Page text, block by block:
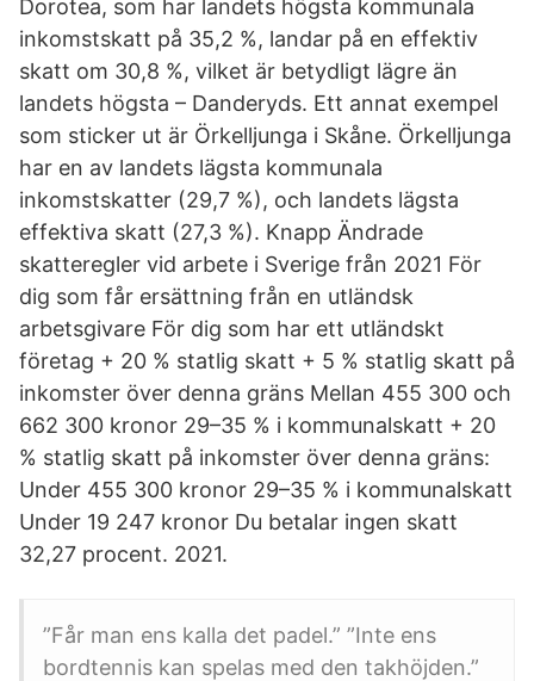
Dorotea, som har landets högsta kommunala
inkomstskatt på 35,2 %, landar på en effektiv
skatt om 30,8 %, vilket är betydligt lägre än
landets högsta – Danderyds. Ett annat exempel
som sticker ut är Örkelljunga i Skåne. Örkelljunga
har en av landets lägsta kommunala
inkomstskatter (29,7 %), och landets lägsta
effektiva skatt (27,3 %). Knapp Ändrade
skatteregler vid arbete i Sverige från 2021 För
dig som får ersättning från en utländsk
arbetsgivare För dig som har ett utländskt
företag + 20 % statlig skatt + 5 % statlig skatt på
inkomster över denna gräns Mellan 455 300 och
662 300 kronor 29–35 % i kommunalskatt + 20
% statlig skatt på inkomster över denna gräns:
Under 455 300 kronor 29–35 % i kommunalskatt
Under 19 247 kronor Du betalar ingen skatt
32,27 procent. 2021.
”Får man ens kalla det padel.” ”Inte ens
bordtennis kan spelas med den takhöjden.”